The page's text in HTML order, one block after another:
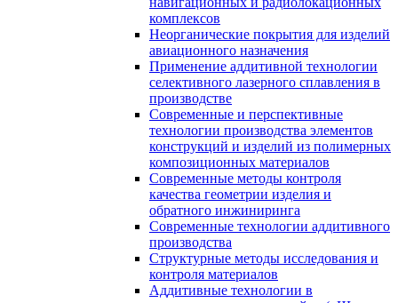
комплексов
Неорганические покрытия для изделий
авиационного назначения
Применение аддитивной технологии
селективного лазерного сплавления в
производстве
Современные и перспективные
технологии производства элементов
конструкций и изделий из полимерных
композиционных материалов
Современные методы контроля
качества геометрии изделия и
обратного инжиниринга
Современные технологии аддитивного
производства
Структурные методы исследования и
контроля материалов
Аддитивные технологии в